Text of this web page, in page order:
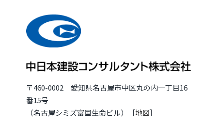
〒460-0002 愛知県名古屋市中区丸の内一丁目16
番15号
（名古屋シミズ富国生命ビル）［地図］